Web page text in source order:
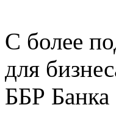
С более
для
ББР